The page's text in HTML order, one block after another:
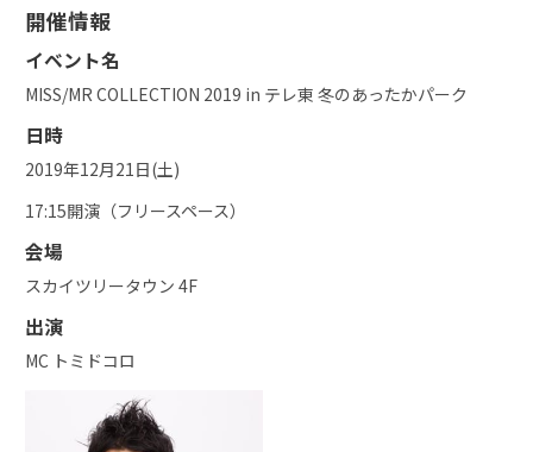
開催情報
イベント名
MISS/MR COLLECTION 2019 in テレ東 冬のあったかパーク
日時
2019年12月21日(土)
17:15開演（フリースペース）
会場
スカイツリータウン 4F
出演
MC トミドコロ